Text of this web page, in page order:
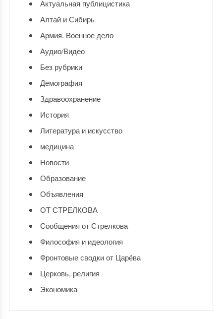
Актуальная публицистика
Алтай и Сибирь
Армия. Военное дело
Аудио/Видео
Без рубрики
Демография
Здравоохранение
История
Литература и искусство
медицина
Новости
Образование
Объявления
ОТ СТРЕЛКОВА
Сообщения от Стрелкова
Философия и идеология
Фронтовые сводки от Царёва
Церковь, религия
Экономика